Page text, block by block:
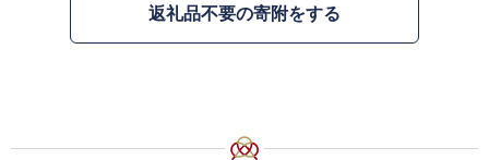
返礼品不要の寄附をする